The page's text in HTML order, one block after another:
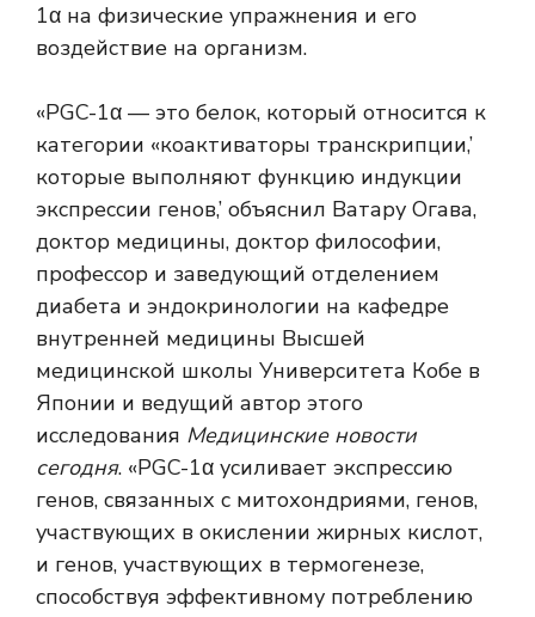
1α на физические упражнения и его
воздействие на организм.
«PGC-1α — это белок, который относится к
категории «коактиваторы транскрипции,’
которые выполняют функцию индукции
экспрессии генов,’ объяснил Ватару Огава,
доктор медицины, доктор философии,
профессор и заведующий отделением
диабета и эндокринологии на кафедре
внутренней медицины Высшей
медицинской школы Университета Кобе в
Японии и ведущий автор этого
исследования Медицинские новости
сегодня. «PGC-1α усиливает экспрессию
генов, связанных с митохондриями, генов,
участвующих в окислении жирных кислот,
и генов, участвующих в термогенезе,
способствуя эффективному потреблению